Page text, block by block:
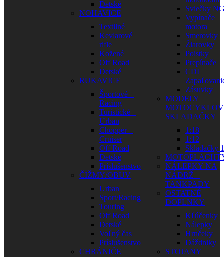
Detské
NOHAVICE
Textilné
Kevlarové
rifle
Kožené
Off Road
Detské
RUKAVICE
Športové –
Racing
Turistické –
Urban
Chopper –
Cruiser
Off Road
Detské
Príslušenstvo
ČIŽMY/OBUV
Urban
Sport/Racing
Touring
Off Road
Detské
Voľný čas
Príslušenstvo
CHRÁNIČE
Sviečky
Vypínače
motora
Smerovky
Žiarovky
Poistky
Prepínače
CDI
Zásuvky
MODELY
SKLADAČKY
1:18
1:12
Skladačky
NÁLEPKY NA
NÁDRŽ –
TANKPADY
OSTATNÉ
DOPLNKY
Kľúčenky
Nálepky
Hrnčeky
Dáždniky
STOJANY